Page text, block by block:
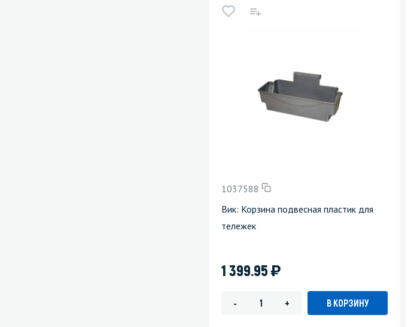
1037588
Вик: Корзина подвесная пластик для
тележек
1 399.95)
- + В КОРЗИНУ